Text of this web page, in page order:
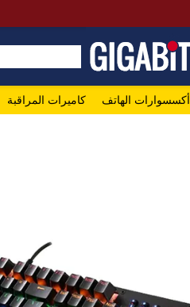
أكسسوارات الهاتف كاميرات المراقبة